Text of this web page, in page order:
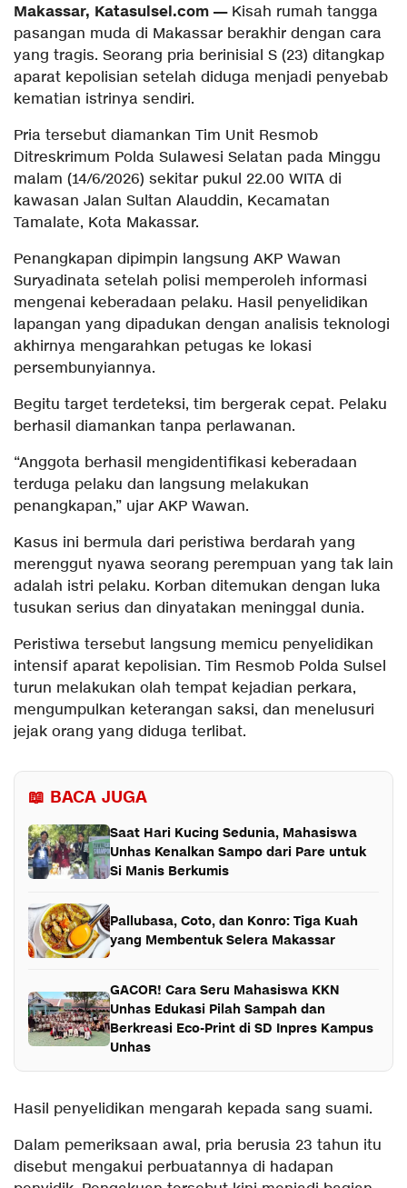
Makassar, Katasulsel.com — Kisah rumah tangga
pasangan muda di Makassar berakhir dengan cara
yang tragis. Seorang pria berinisial S (23) ditangkap
aparat kepolisian setelah diduga menjadi penyebab
kematian istrinya sendiri.
Pria tersebut diamankan Tim Unit Resmob
Ditreskrimum Polda Sulawesi Selatan pada Minggu
malam (14/6/2026) sekitar pukul 22.00 WITA di
kawasan Jalan Sultan Alauddin, Kecamatan
Tamalate, Kota Makassar.
Penangkapan dipimpin langsung AKP Wawan
Suryadinata setelah polisi memperoleh informasi
mengenai keberadaan pelaku. Hasil penyelidikan
lapangan yang dipadukan dengan analisis teknologi
akhirnya mengarahkan petugas ke lokasi
persembunyiannya.
Begitu target terdeteksi, tim bergerak cepat. Pelaku
berhasil diamankan tanpa perlawanan.
“Anggota berhasil mengidentifikasi keberadaan
terduga pelaku dan langsung melakukan
penangkapan,” ujar AKP Wawan.
Kasus ini bermula dari peristiwa berdarah yang
merenggut nyawa seorang perempuan yang tak lain
adalah istri pelaku. Korban ditemukan dengan luka
tusukan serius dan dinyatakan meninggal dunia.
Peristiwa tersebut langsung memicu penyelidikan
intensif aparat kepolisian. Tim Resmob Polda Sulsel
turun melakukan olah tempat kejadian perkara,
mengumpulkan keterangan saksi, dan menelusuri
jejak orang yang diduga terlibat.
📖 BACA JUGA
Saat Hari Kucing Sedunia, Mahasiswa
Unhas Kenalkan Sampo dari Pare untuk
Si Manis Berkumis
Pallubasa, Coto, dan Konro: Tiga Kuah
yang Membentuk Selera Makassar
GACOR! Cara Seru Mahasiswa KKN
Unhas Edukasi Pilah Sampah dan
Berkreasi Eco-Print di SD Inpres Kampus
Unhas
Hasil penyelidikan mengarah kepada sang suami.
Dalam pemeriksaan awal, pria berusia 23 tahun itu
disebut mengakui perbuatannya di hadapan